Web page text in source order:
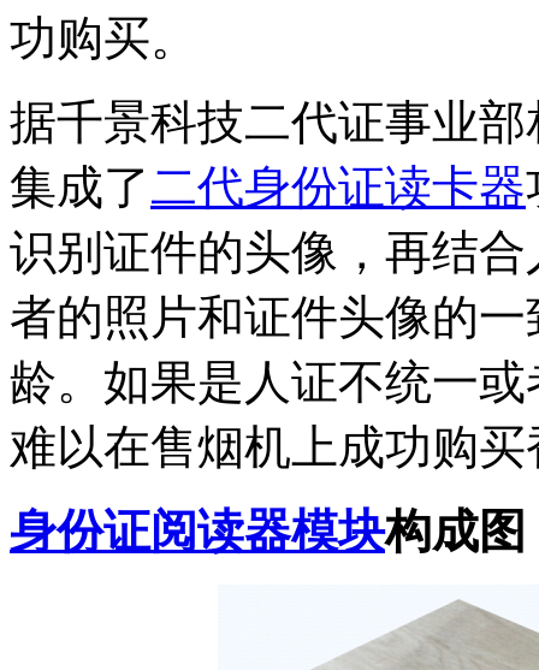
功购买。
据千景科技二代证事业
集成了二代身份证读卡器
识别证件的头像，再结
者的照片和证件头像的
龄。如果是人证不统一
难以在售烟机上成功购买
身份证阅读器模块构成图